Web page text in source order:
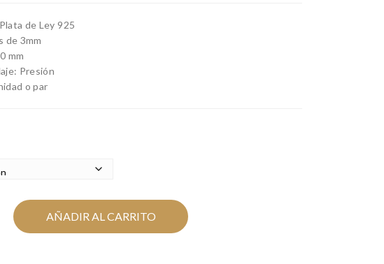
de Ley 925
de 3mm
mm
Presión
o par
AÑADIR AL CARRITO